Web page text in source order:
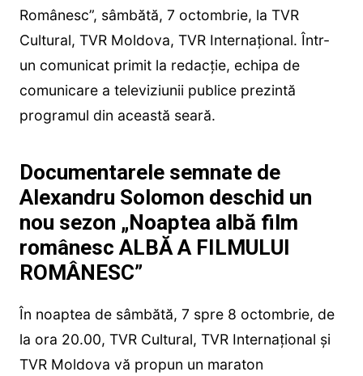
Românesc”, sâmbătă, 7 octombrie, la TVR
Cultural, TVR Moldova, TVR Internațional. Într-
un comunicat primit la redacție, echipa de
comunicare a televiziunii publice prezintă
programul din această seară.
Documentarele semnate de
Alexandru Solomon deschid un
nou sezon „Noaptea albă film
românesc ALBĂ A FILMULUI
ROMÂNESC”
În noaptea de sâmbătă, 7 spre 8 octombrie, de
la ora 20.00, TVR Cultural, TVR Internațional și
TVR Moldova vă propun un maraton